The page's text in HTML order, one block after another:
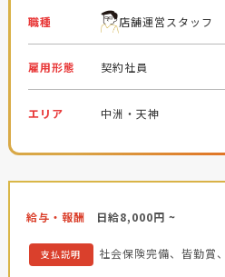
職種 店舗運営スタッフ
雇用形態 契約社員
エリア 中洲・天神
給与・報酬 日給8,000円 ~
支払説明 社会保険完備、皆勤賞